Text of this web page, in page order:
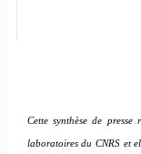
Cette synthèse de
laboratoires du CNRS et